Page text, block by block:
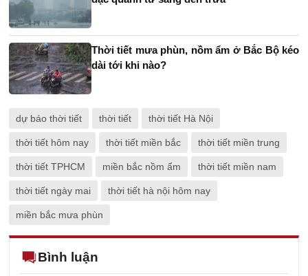
Thời tiết mưa phùn, nồm ẩm ở Bắc Bộ kéo
dài tới khi nào?
dự báo thời tiết thời tiết thời tiết Hà Nội
thời tiết hôm nay thời tiết miền bắc thời tiết miền trung
thời tiết TPHCM miền bắc nồm ẩm thời tiết miền nam
thời tiết ngày mai thời tiết hà nội hôm nay
miền bắc mưa phùn
Bình luận